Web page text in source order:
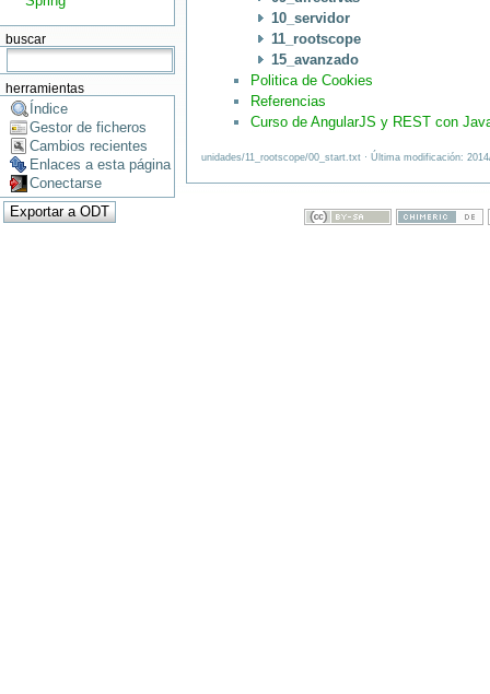
buscar
herramientas
Índice
Gestor de ficheros
Cambios recientes
Enlaces a esta página
Conectarse
10_servidor
11_rootscope
15_avanzado
Politica de Cookies
Referencias
Curso de AngularJS y REST con
unidades/11_rootscope/00_start.txt · Última modificación: